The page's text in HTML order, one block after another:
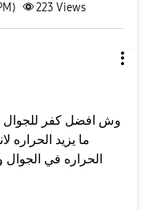
223 Views
وش افضل كفر للجوال
ما يزيد
الحراره في